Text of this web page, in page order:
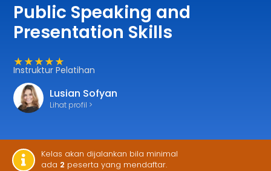
Public Speaking and
Presentation Skills
★★★★★
Instruktur Pelatihan
Lusian Sofyan
Lihat profil >
Kelas akan dijalankan bila minimal
ada 2 peserta yang mendaftar.